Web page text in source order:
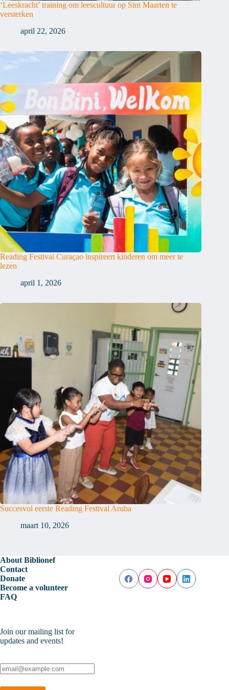
‘Leeskracht’ training om leescultuur op Sint Maarten te
versterken
april 22, 2026
Reading Festival Curaçao inspireert kinderen om meer te
lezen
april 1, 2026
Succesvol eerste Reading Festival Aruba
maart 10, 2026
About Biblionef
Contact
Donate
Become a volunteer
FAQ
Join our mailing list for
updates and events!